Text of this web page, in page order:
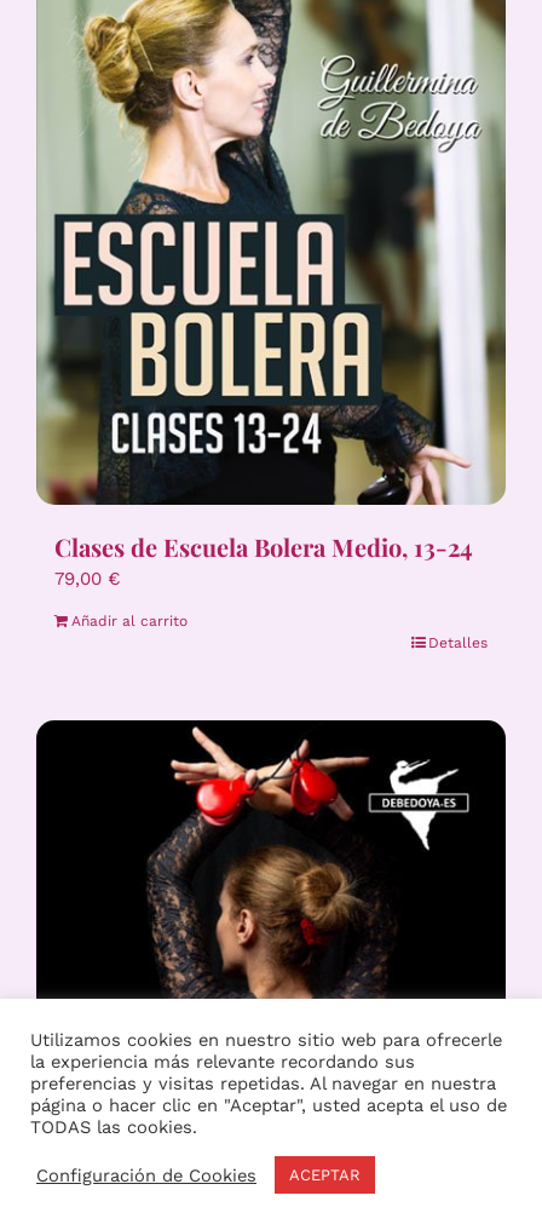
Clases de Escuela Bolera Medio, 13-24
79,00 €
Añadir al carrito
Detalles
Utilizamos cookies en nuestro sitio web para ofrecerle
la experiencia más relevante recordando sus
preferencias y visitas repetidas. Al navegar en nuestra
página o hacer clic en "Aceptar", usted acepta el uso de
TODAS las cookies.
Configuración de Cookies ACEPTAR